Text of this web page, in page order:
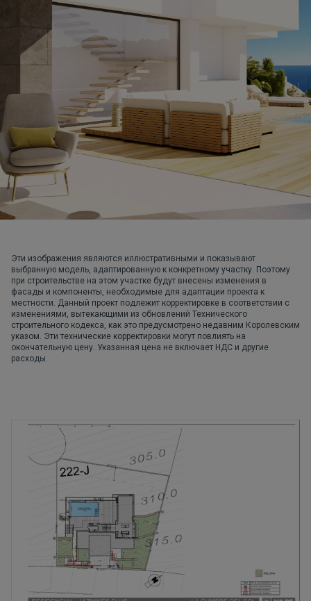
Эти изображения являются иллюстративными и показывают
выбранную модель, адаптированную к конкретному участку. Поэтому
при строительстве на этом участке будут внесены изменения в
фасады и компоненты, необходимые для адаптации проекта к
местности. Данный проект подлежит корректировке в соответствии с
изменениями, вытекающими из обновлений Технического
строительного кодекса, как это предусмотрено недавним Королевским
указом. Эти технические корректировки могут повлиять на
окончательную цену. Указанная цена не включает НДС и другие
расходы.